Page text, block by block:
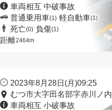
車両相互 中破事故
普通乗用車(1) 軽自動車(1)
死亡(0) 負傷(1)
距離2464m
2023年8月28日(月)09:25
むつ市大字田名部字赤川ノ
車両相互 小破事故